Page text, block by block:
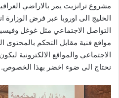
مشروع ترانزيت يمر بالاراضي
الخليج الى اوروبا عبر فرض
التواصل الاجتماعي مثل غوغل
مواقع فنية مقابل التحكم
الاجتماعي والمواقع الالكترونية
نحتاج الى ضوء اخضر بهذا الخصوص.